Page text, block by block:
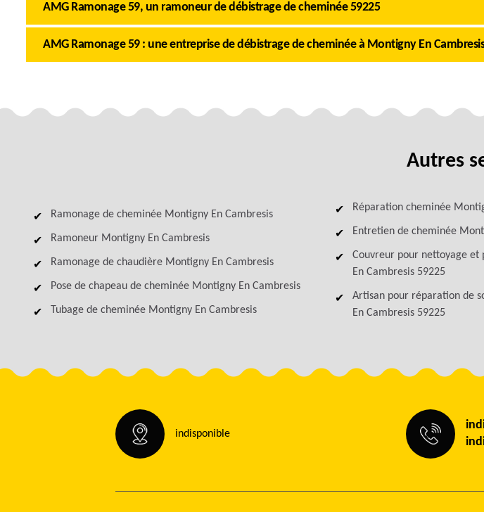
AMG Ramonage 59, un ramoneur de débistrage de cheminée 59225
AMG Ramonage 59 : une entreprise de débistrage de cheminée à Montigny En Cambresis
Autres
Ramonage de cheminée Montigny En Cambresis
Ramoneur Montigny En Cambresis
Ramonage de chaudière Montigny En Cambresis
Pose de chapeau de cheminée Montigny En Cambresis
Tubage de cheminée Montigny En Cambresis
Réparation cheminée
Entretien de cheminée
Couvreur pour nettoyage
En Cambresis 59225
Artisan pour réparation de
En Cambresis 59225
indisponible